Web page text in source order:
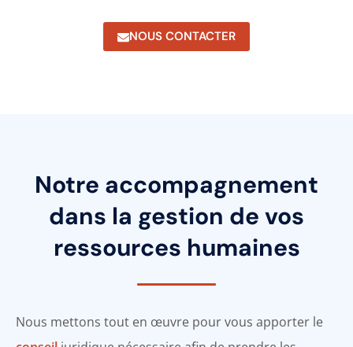
NOUS CONTACTER
Notre accompagnement
dans la gestion de vos
ressources humaines
Nous mettons tout en œuvre pour vous apporter le